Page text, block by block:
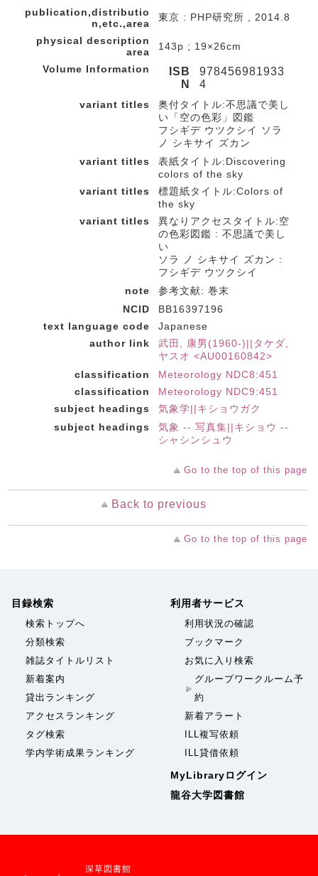
publication,distributio
n,etc.,area
東京 : PHP研究所 , 2014.8
physical description
area
143p ; 19×26cm
Volume Information
ISB
N
978456981933
4
variant titles
奥付タイトル:不思議で美し
い「空の色彩」図鑑
フシギデ ウツクシイ ソラ
ノ シキサイ ズカン
variant titles
表紙タイトル:Discovering
colors of the sky
variant titles
標題紙タイトル:Colors of
the sky
variant titles
異なりアクセスタイトル:空
の色彩図鑑 : 不思議で美し
い
ソラ ノ シキサイ ズカン :
フシギデ ウツクシイ
note
参考文献: 巻末
NCID
BB16397196
text language code
Japanese
author link
武田, 康男(1960-)||タケダ,
ヤスオ <AU00160842>
classification
Meteorology NDC8:451
classification
Meteorology NDC9:451
subject headings
気象学||キショウガク
subject headings
気象 -- 写真集||キショウ --
シャシンシュウ
Go to the top of this page
Back to previous
Go to the top of this page
目録検索
検索トップへ
分類検索
雑誌タイトルリスト
新着案内
貸出ランキング
アクセスランキング
タグ検索
学内学術成果ランキング
利用者サービス
利用状況の確認
ブックマーク
お気に入り検索
グループワークルーム予
約
新着アラート
ILL複写依頼
ILL貸借依頼
MyLibraryログイン
龍谷大学図書館
深草図書館